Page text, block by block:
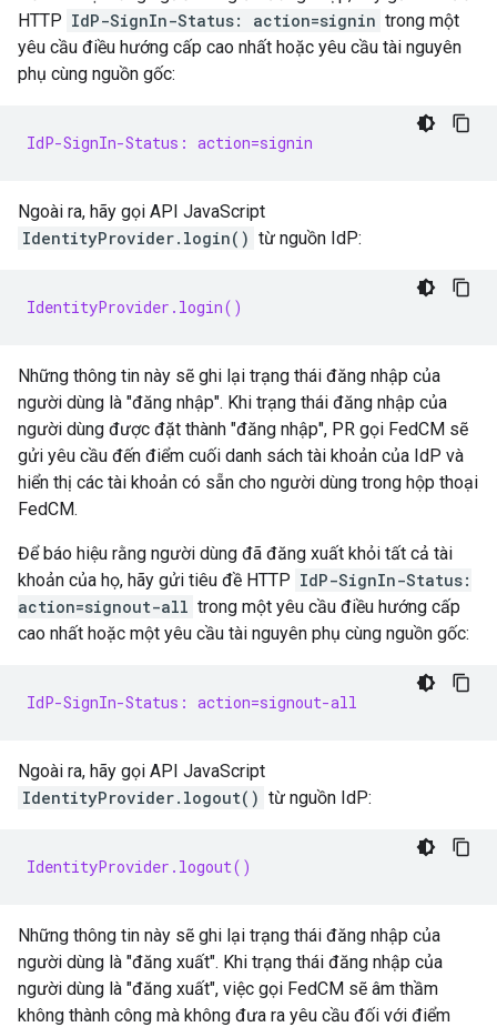
HTTP IdP-SignIn-Status: action=signin trong một
yêu cầu điều hướng cấp cao nhất hoặc yêu cầu tài nguyên
phụ cùng nguồn gốc:
IdP-SignIn-Status: action=signin
Ngoài ra, hãy gọi API JavaScript
IdentityProvider.login() từ nguồn IdP:
IdentityProvider.login()
Những thông tin này sẽ ghi lại trạng thái đăng nhập của
người dùng là "đăng nhập". Khi trạng thái đăng nhập của
người dùng được đặt thành "đăng nhập", PR gọi FedCM sẽ
gửi yêu cầu đến điểm cuối danh sách tài khoản của IdP và
hiển thị các tài khoản có sẵn cho người dùng trong hộp thoại
FedCM.
Để báo hiệu rằng người dùng đã đăng xuất khỏi tất cả tài
khoản của họ, hãy gửi tiêu đề HTTP IdP-SignIn-Status:
action=signout-all trong một yêu cầu điều hướng cấp
cao nhất hoặc một yêu cầu tài nguyên phụ cùng nguồn gốc:
IdP-SignIn-Status: action=signout-all
Ngoài ra, hãy gọi API JavaScript
IdentityProvider.logout() từ nguồn IdP:
IdentityProvider.logout()
Những thông tin này sẽ ghi lại trạng thái đăng nhập của
người dùng là "đăng xuất". Khi trạng thái đăng nhập của
người dùng là "đăng xuất", việc gọi FedCM sẽ âm thầm
không thành công mà không đưa ra yêu cầu đối với điểm